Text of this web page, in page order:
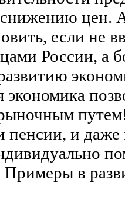
снижению цен.
если не
России, а
экономика
пенсии, и даже
в